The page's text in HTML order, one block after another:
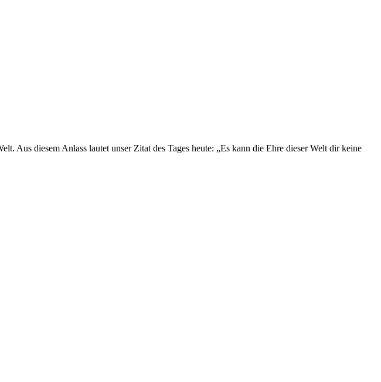
Aus diesem Anlass lautet unser Zitat des Tages heute: „Es kann die Ehre dieser Welt dir keine